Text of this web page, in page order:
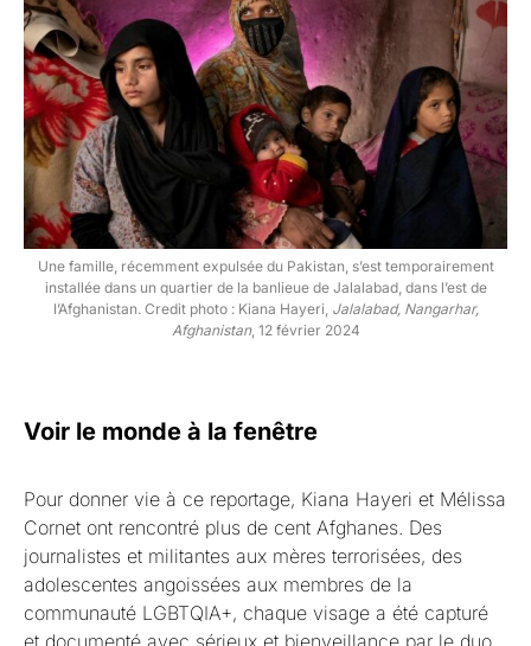
Une famille, récemment expulsée du Pakistan, s’est temporairement
installée dans un quartier de la banlieue de Jalalabad, dans l’est de
l’Afghanistan. Credit photo : Kiana Hayeri, Jalalabad, Nangarhar,
Afghanistan, 12 février 2024
Voir le monde à la fenêtre
Pour donner vie à ce reportage, Kiana Hayeri et Mélissa
Cornet ont rencontré plus de cent Afghanes. Des
journalistes et militantes aux mères terrorisées, des
adolescentes angoissées aux membres de la
communauté LGBTQIA+, chaque visage a été capturé
et documenté avec sérieux et bienveillance par le duo,